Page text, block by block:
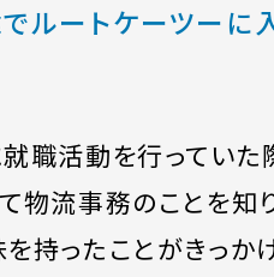
ルートケーツーに
職活動を行っていた
物流事務のことを知
持ったことがきっか